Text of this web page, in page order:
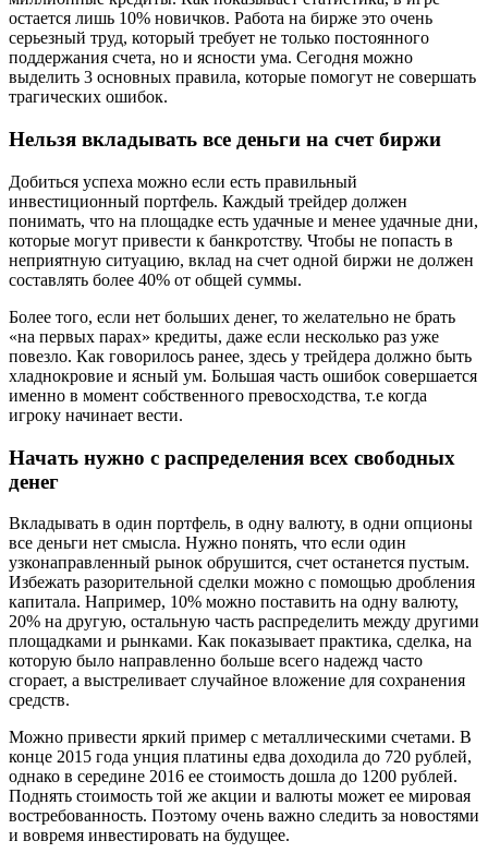
остается лишь 10% новичков. Работа на бирже это очень
серьезный труд, который требует не только постоянного
поддержания счета, но и ясности ума. Сегодня можно
выделить 3 основных правила, которые помогут не совершать
трагических ошибок.
Нельзя вкладывать все деньги на счет биржи
Добиться успеха можно если есть правильный
инвестиционный портфель. Каждый трейдер должен
понимать, что на площадке есть удачные и менее удачные дни,
которые могут привести к банкротству. Чтобы не попасть в
неприятную ситуацию, вклад на счет одной биржи не должен
составлять более 40% от общей суммы.
Более того, если нет больших денег, то желательно не брать
«на первых парах» кредиты, даже если несколько раз уже
повезло. Как говорилось ранее, здесь у трейдера должно быть
хладнокровие и ясный ум. Большая часть ошибок совершается
именно в момент собственного превосходства, т.е когда
игроку начинает вести.
Начать нужно с распределения всех свободных
денег
Вкладывать в один портфель, в одну валюту, в одни опционы
все деньги нет смысла. Нужно понять, что если один
узконаправленный рынок обрушится, счет останется пустым.
Избежать разорительной сделки можно с помощью дробления
капитала. Например, 10% можно поставить на одну валюту,
20% на другую, остальную часть распределить между другими
площадками и рынками. Как показывает практика, сделка, на
которую было направленно больше всего надежд часто
сгорает, а выстреливает случайное вложение для сохранения
средств.
Можно привести яркий пример с металлическими счетами. В
конце 2015 года унция платины едва доходила до 720 рублей,
однако в середине 2016 ее стоимость дошла до 1200 рублей.
Поднять стоимость той же акции и валюты может ее мировая
востребованность. Поэтому очень важно следить за новостями
и вовремя инвестировать на будущее.